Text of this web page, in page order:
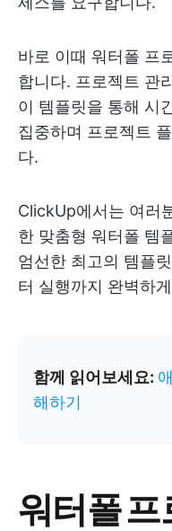
바로 이때 워터폴 프
합니다. 프로젝트 관
이 템플릿을 통해 시
집중하며 프로젝트
다.
ClickUp에서는 여러
한 맞춤형 워터폴 템
엄선한 최고의 템플
터 실행까지 완벽하
함께 읽어보세요:
해하기
워터폴 프